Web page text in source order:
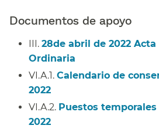
Documentos de apoyo​​
III. 28de abril de 2022
Ordinaria
VI.A.1. Calendario de
2022
VI.A.2. Puestos
2022